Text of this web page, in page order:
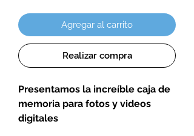
Agregar al carrito
Realizar compra
Presentamos la increíble caja de
memoria para fotos y videos
digitales